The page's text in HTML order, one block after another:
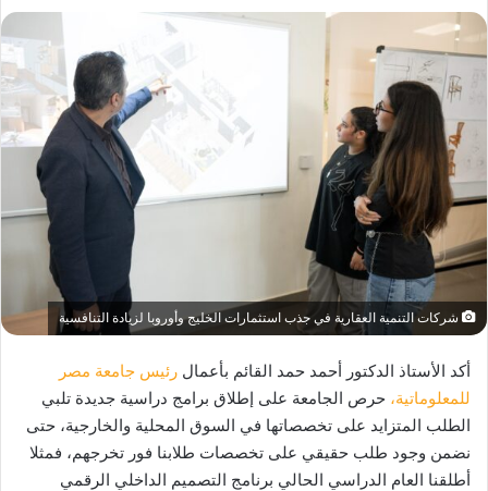
شركات التنمية العقارية في جذب استثمارات الخليج وأوروبا لزيادة التنافسية
أكد الأستاذ الدكتور أحمد حمد القائم بأعمال رئيس جامعة مصر
للمعلوماتية، حرص الجامعة على إطلاق برامج دراسية جديدة تلبي
الطلب المتزايد على تخصصاتها في السوق المحلية والخارجية، حتى
نضمن وجود طلب حقيقي على تخصصات طلابنا فور تخرجهم، فمثلا
أطلقنا العام الدراسي الحالي برنامج التصميم الداخلي الرقمي